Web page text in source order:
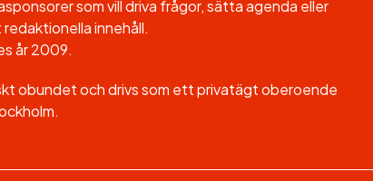
som vill driva frågor, sätta agenda eller
innehåll.
år 2009.
obundet och drivs som ett privatägt oberoende